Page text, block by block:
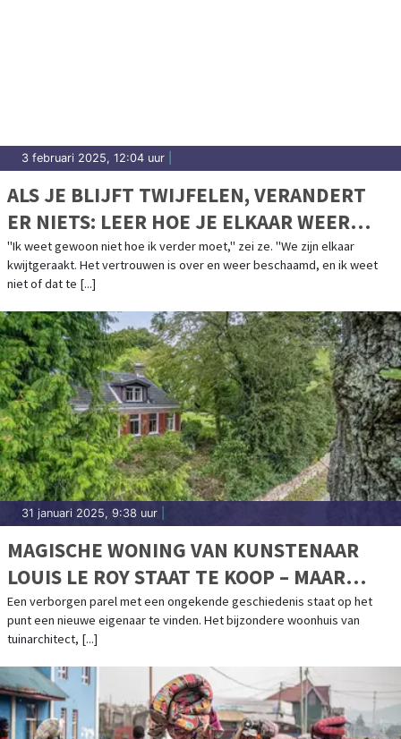
3 februari 2025, 12:04 uur
ALS JE BLIJFT TWIJFELEN, VERANDERT
ER NIETS: LEER HOE JE ELKAAR WEER
KUNT VERTROUWEN EN BEGRIJPEN
"Ik weet gewoon niet hoe ik verder moet," zei ze. "We zijn elkaar
kwijtgeraakt. Het vertrouwen is over en weer beschaamd, en ik weet
niet of dat te [...]
31 januari 2025, 9:38 uur
MAGISCHE WONING VAN KUNSTENAAR
LOUIS LE ROY STAAT TE KOOP – MAAR
VOOR HOE LANG?
Een verborgen parel met een ongekende geschiedenis staat op het
punt een nieuwe eigenaar te vinden. Het bijzondere woonhuis van
tuinarchitect, [...]